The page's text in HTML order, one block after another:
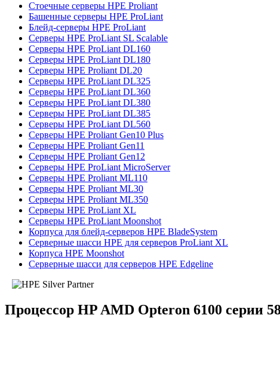
Стоечные серверы HPE Proliant
Башенные серверы HPE ProLiant
Блейд-серверы HPE ProLiant
Серверы HPE ProLiant SL Scalable
Серверы HPE ProLiant DL160
Серверы HPE ProLiant DL180
Серверы HPE Proliant DL20
Серверы HPE ProLiant DL325
Серверы HPE ProLiant DL360
Серверы HPE ProLiant DL380
Серверы HPE ProLiant DL385
Серверы HPE ProLiant DL560
Серверы HPE Proliant Gen10 Plus
Серверы HPE Proliant Gen11
Серверы HPE Proliant Gen12
Серверы HPE ProLiant MicroServer
Серверы HPE Proliant ML110
Серверы HPE Proliant ML30
Серверы HPE Proliant ML350
Серверы HPE ProLiant XL
Серверы HPE ProLiant Moonshot
Корпуса для блейд-серверов HPE BladeSystem
Серверные шасси HPE для серверов ProLiant XL
Корпуса HPE Moonshot
Серверные шасси для серверов HPE Edgeline
Процессор HP AMD Opteron 6100 серии